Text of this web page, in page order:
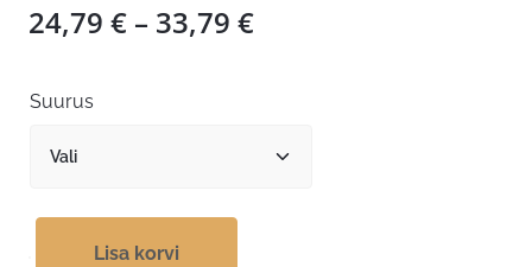
24,79 € – 33,79 €Hinnavahemik:
Suurus
Lisa korvi